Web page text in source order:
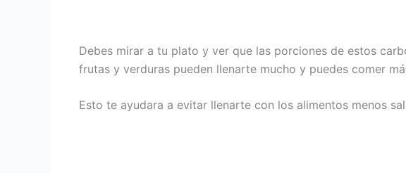
Debes mirar a tu plato y ver que las porciones de estos
frutas y verduras pueden llenarte mucho y puedes comer
Esto te ayudara a evitar llenarte con los alimentos menos